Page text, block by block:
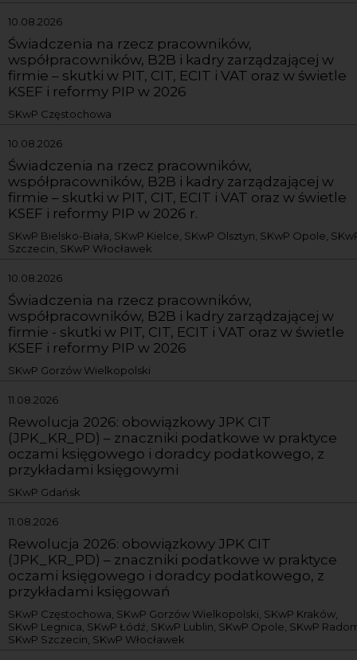
10.08.2026
Świadczenia na rzecz pracowników,
współpracowników, B2B i kadry zarządzającej w
firmie – skutki w PIT, CIT, ECIT i VAT oraz w świetle
KSEF i reformy PIP w 2026
SKwP Częstochowa
10.08.2026
Świadczenia na rzecz pracowników,
współpracowników, B2B i kadry zarządzającej w
firmie – skutki w PIT, CIT, ECIT i VAT oraz w świetle
KSEF i reformy PIP w 2026 r.
SKwP Bielsko-Biała, SKwP Kielce, SKwP Olsztyn, SKwP Opole,
Szczecin, SKwP Włocławek
10.08.2026
Świadczenia na rzecz pracowników,
współpracowników, B2B i kadry zarządzającej w
firmie - skutki w PIT, CIT, ECIT i VAT oraz w świetle
KSEF i reformy PIP w 2026
SKwP Gorzów Wielkopolski
11.08.2026
Rewolucja 2026: obowiązkowy JPK CIT
(JPK_KR_PD) – znaczniki podatkowe w praktyce
oczami księgowego i doradcy podatkowego, z
przykładami księgowymi
SKwP Gdańsk
11.08.2026
Rewolucja 2026: obowiązkowy JPK CIT
(JPK_KR_PD) – znaczniki podatkowe w praktyce
oczami księgowego i doradcy podatkowego, z
przykładami księgowań
SKwP Częstochowa, SKwP Gorzów Wielkopolski, SKwP Kraków,
SKwP Legnica, SKwP Łódź, SKwP Lublin, SKwP Opole, SKwP
SKwP Szczecin, SKwP Włocławek